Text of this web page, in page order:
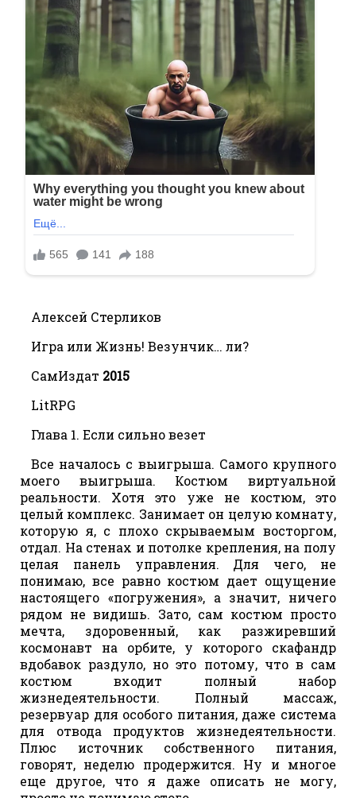
Алексей Стерликов
Игра или Жизнь! Везунчик… ли?
СамИздат 2015
LitRPG
Глава 1. Если сильно везет
Все началось с выигрыша. Самого крупного
моего выигрыша. Костюм виртуальной
реальности. Хотя это уже не костюм, это
целый комплекс. Занимает он целую комнату,
которую я, с плохо скрываемым восторгом,
отдал. На стенах и потолке крепления, на полу
целая панель управления. Для чего, не
понимаю, все равно костюм дает ощущение
настоящего «погружения», а значит, ничего
рядом не видишь. Зато, сам костюм просто
мечта, здоровенный, как разжиревший
космонавт на орбите, у которого скафандр
вдобавок раздуло, но это потому, что в сам
костюм входит полный набор
жизнедеятельности. Полный массаж,
резервуар для особого питания, даже система
для отвода продуктов жизнедеятельности.
Плюс источник собственного питания,
говорят, неделю продержится. Ну и многое
еще другое, что я даже описать не могу,